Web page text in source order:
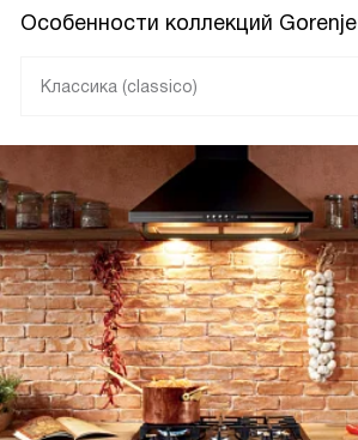
Особенности коллекций Gorenje
Классика (classico)